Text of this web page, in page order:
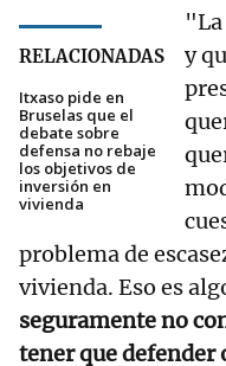
RELACIONADAS
Itxaso pide en
Bruselas que el
debate sobre
defensa no rebaje
los objetivos de
inversión en
vivienda
"La
y
problema de
vivienda. Eso es
seguramente no
tener que defender